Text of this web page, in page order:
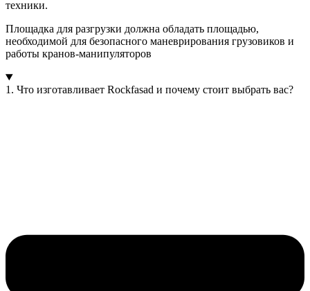
техники.
Площадка для разгрузки должна обладать площадью,
необходимой для безопасного маневрирования грузовиков и
работы кранов-манипуляторов
1. Что изготавливает Rockfasad и почему стоит выбрать вас?